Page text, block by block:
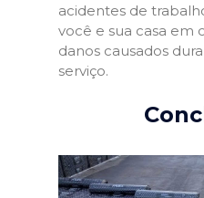
acidentes de
você e sua casa em
danos causados
serviço.